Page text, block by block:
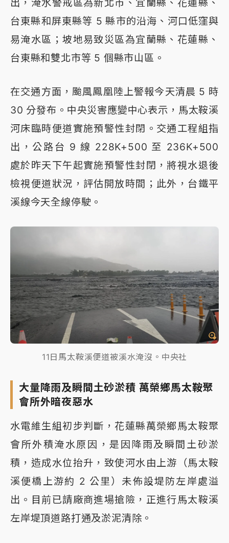
出，淹水警戒區為新北市、宜蘭縣、花蓮縣、
台東縣和屏東縣等 5 縣市的沿海、河口低窪與
易淹水區；坡地易致災區為宜蘭縣、花蓮縣、
台東縣和雙北市等 5 個縣市山區。
在交通方面，颱風鳳凰陸上警報今天清晨 5 時
30 分發布。中央災害應變中心表示，馬太鞍溪
河床臨時便道實施預警性封閉。交通工程組指
出，公路台 9 線 228K+500 至 236K+500
處於昨天下午起實施預警性封閉，將視水退後
檢視便道狀況，評估開放時間；此外，台鐵平
溪線今天全線停駛。
11日馬太鞍溪便道被溪水淹沒。中央社
大量降雨及瞬間土砂淤積 萬榮鄉馬太鞍聚
會所外暗夜惡水
水電維生組初步判斷，花蓮縣萬榮鄉馬太鞍聚
會所外積淹水原因，是因降雨及瞬間土砂淤
積，造成水位抬升，致使河水由上游（馬太鞍
溪便橋上游約 2 公里）未佈設堤防左岸處溢
出。目前已請廠商進場搶險，正進行馬太鞍溪
左岸堤頂道路打通及淤泥清除。